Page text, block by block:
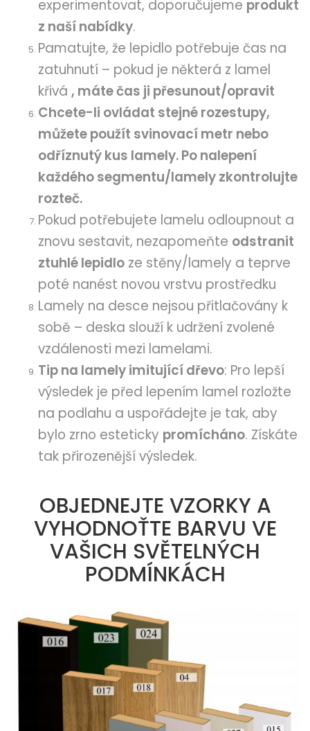
experimentovat, doporučujeme produkt
z naší nabídky.
Pamatujte, že lepidlo potřebuje čas na
zatuhnutí – pokud je některá z lamel
křivá , máte čas ji přesunout/opravit
Chcete-li ovládat stejné rozestupy,
můžete použít svinovací metr nebo
odříznutý kus lamely. Po nalepení
každého segmentu/lamely zkontrolujte
rozteč.
Pokud potřebujete lamelu odloupnout a
znovu sestavit, nezapomeňte odstranit
ztuhlé lepidlo ze stěny/lamely a teprve
poté nanést novou vrstvu prostředku
Lamely na desce nejsou přitlačovány k
sobě – deska slouží k udržení zvolené
vzdálenosti mezi lamelami.
Tip na lamely imitující dřevo: Pro lepší
výsledek je před lepením lamel rozložte
na podlahu a uspořádejte je tak, aby
bylo zrno esteticky promícháno. Získáte
tak přirozenější výsledek.
OBJEDNEJTE VZORKY A
VYHODNOŤTE BARVU VE
VAŠICH SVĚTELNÝCH
PODMÍNKÁCH